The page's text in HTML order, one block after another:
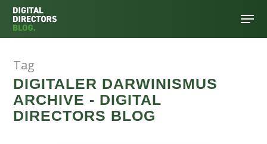
Hit enter to search or ESC to close
Tag
DIGITALER DARWINISMUS
ARCHIVE - DIGITAL
DIRECTORS BLOG